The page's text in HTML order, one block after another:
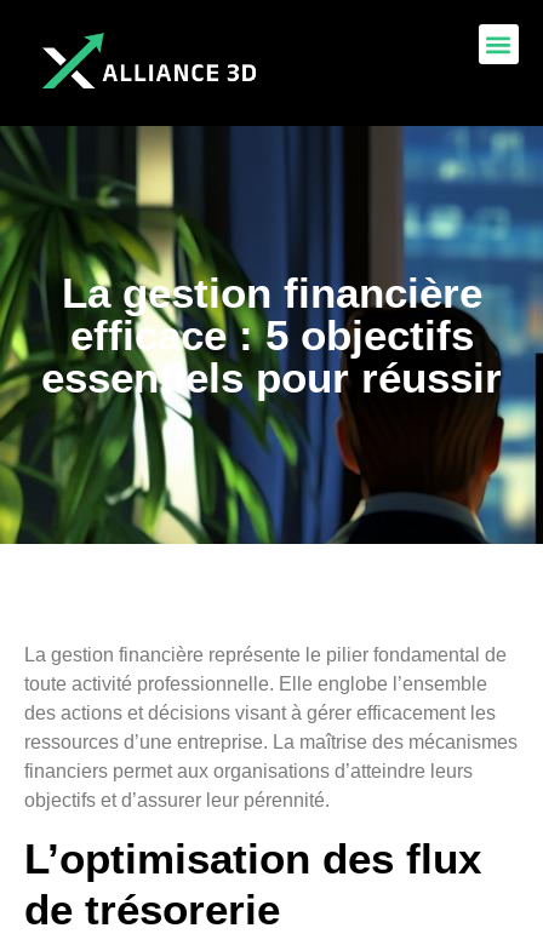
La gestion financière
efficace : 5 objectifs
essentiels pour réussir
La gestion financière représente le pilier fondamental de
toute activité professionnelle. Elle englobe l’ensemble
des actions et décisions visant à gérer efficacement les
ressources d’une entreprise. La maîtrise des mécanismes
financiers permet aux organisations d’atteindre leurs
objectifs et d’assurer leur pérennité.
L’optimisation des flux
de trésorerie